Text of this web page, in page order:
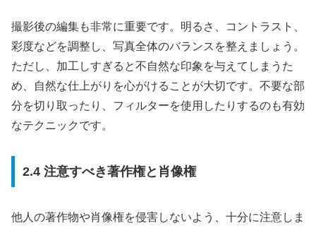
撮影後の編集も非常に重要です。明るさ、コントラスト、
彩度などを調整し、写真全体のバランスを整えましょう。
ただし、加工しすぎると不自然な印象を与えてしまうた
め、自然な仕上がりを心がけることが大切です。不要な部
分を切り取ったり、フィルターを使用したりするのも有効
なテクニックです。
2.4 注意すべき著作権と肖像権
他人の著作物や肖像権を侵害しないよう、十分に注意しま